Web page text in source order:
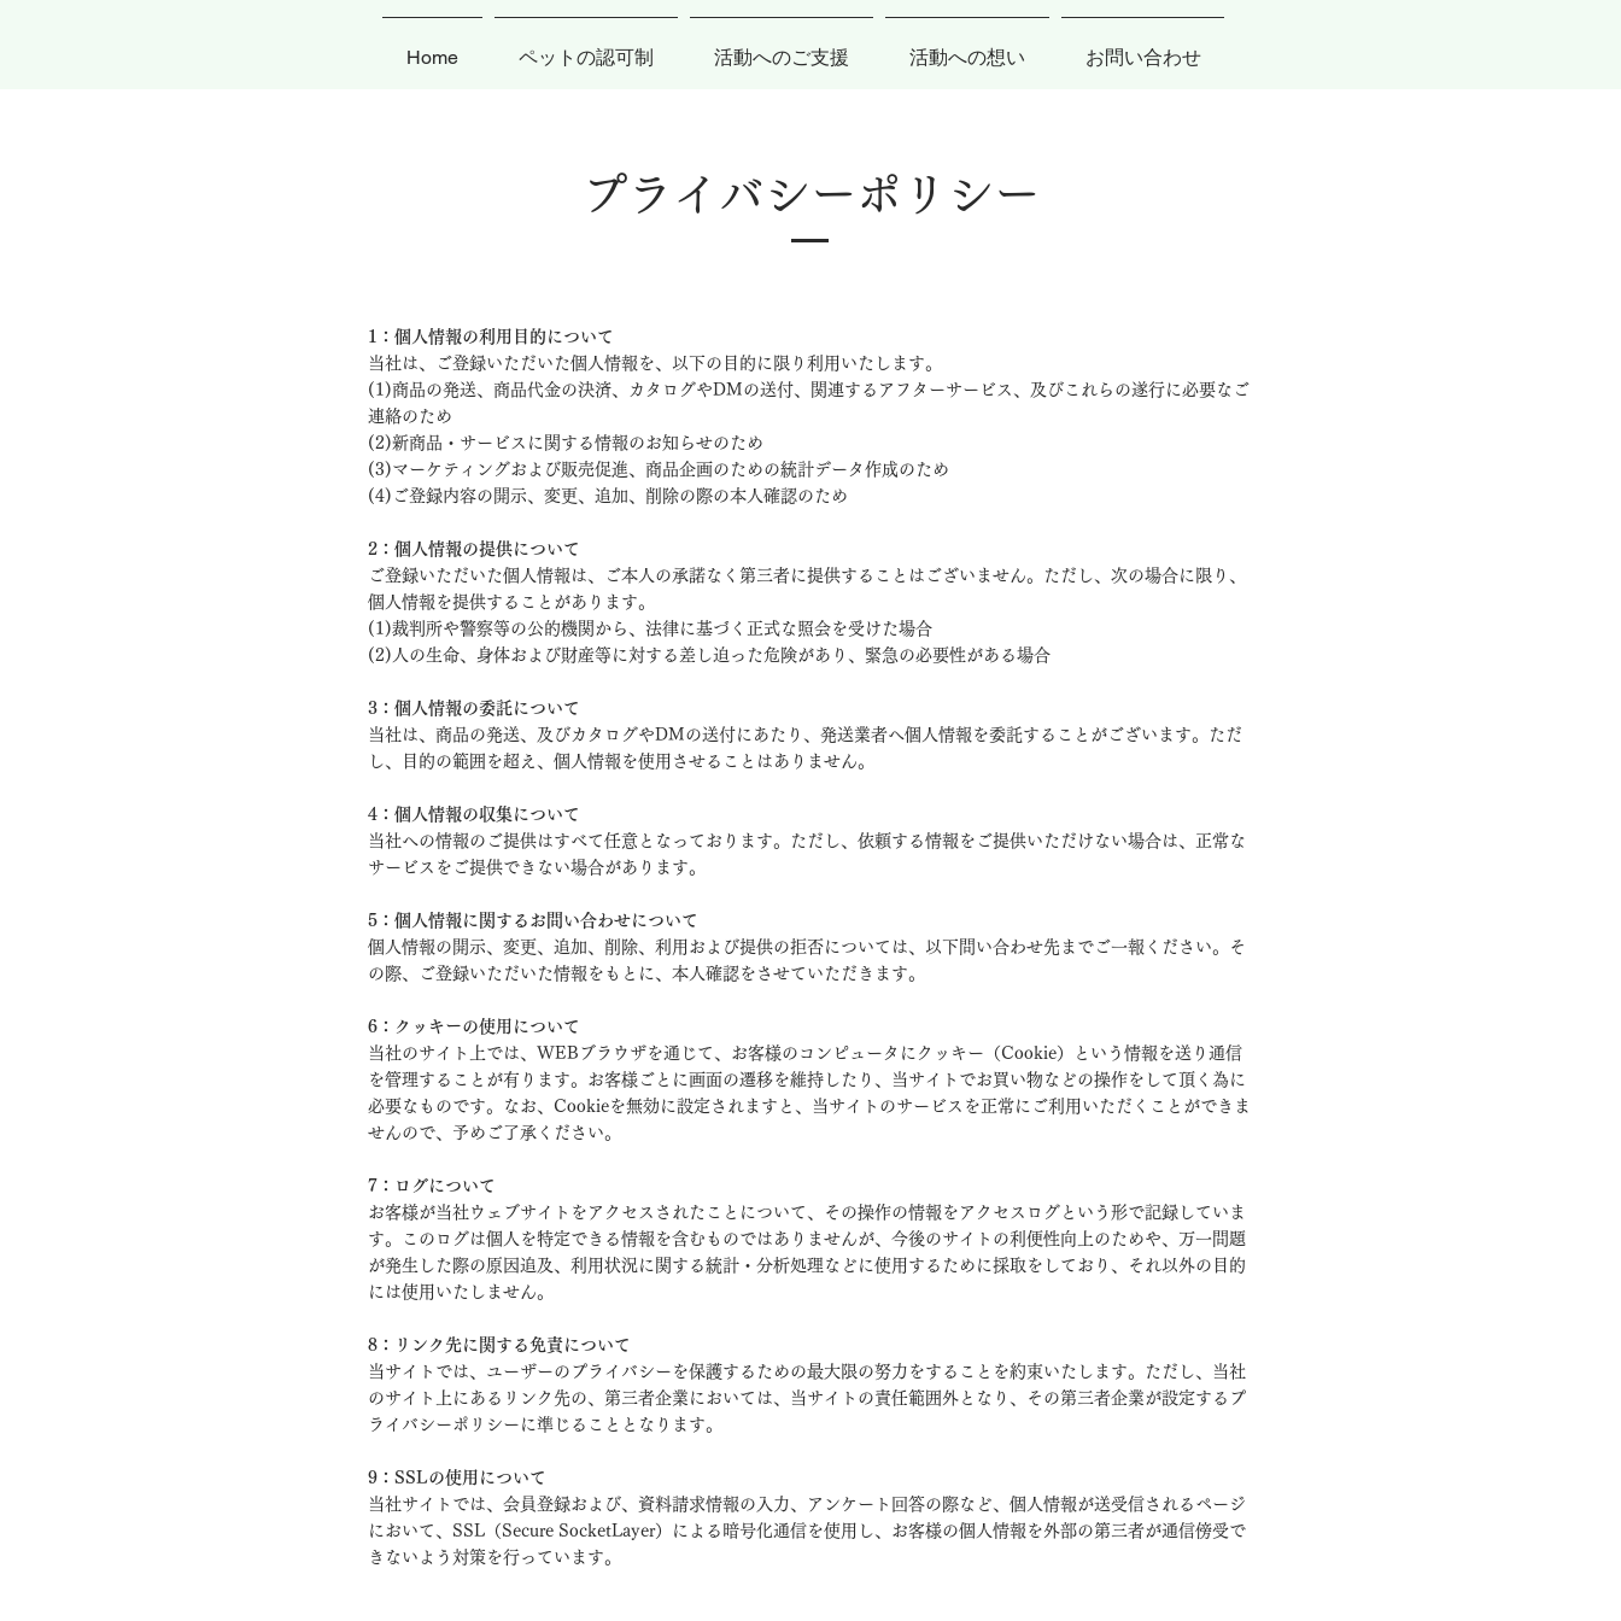
Home ペットの認可制 活動へのご支援 活動への想い お問い合わせ
プライバシーポリシー
1：個人情報の利用目的について
当社は、ご登録いただいた個人情報を、以下の目的に限り利用いたします。
(1)商品の発送、商品代金の決済、カタログやDMの送付、関連するアフターサービス、及びこれらの遂行に必要なご
連絡のため
(2)新商品・サービスに関する情報のお知らせのため
(3)マーケティングおよび販売促進、商品企画のための統計データ作成のため
(4)ご登録内容の開示、変更、追加、削除の際の本人確認のため
2：個人情報の提供について
ご登録いただいた個人情報は、ご本人の承諾なく第三者に提供することはございません。ただし、次の場合に限り、
個人情報を提供することがあります。
(1)裁判所や警察等の公的機関から、法律に基づく正式な照会を受けた場合
(2)人の生命、身体および財産等に対する差し迫った危険があり、緊急の必要性がある場合
3：個人情報の委託について
当社は、商品の発送、及びカタログやDMの送付にあたり、発送業者へ個人情報を委託することがございます。ただ
し、目的の範囲を超え、個人情報を使用させることはありません。
4：個人情報の収集について
当社への情報のご提供はすべて任意となっております。ただし、依頼する情報をご提供いただけない場合は、正常な
サービスをご提供できない場合があります。
5：個人情報に関するお問い合わせについて
個人情報の開示、変更、追加、削除、利用および提供の拒否については、以下問い合わせ先までご一報ください。そ
の際、ご登録いただいた情報をもとに、本人確認をさせていただきます。
6：クッキーの使用について
当社のサイト上では、WEBブラウザを通じて、お客様のコンピュータにクッキー（Cookie）という情報を送り通信
を管理することが有ります。お客様ごとに画面の遷移を維持したり、当サイトでお買い物などの操作をして頂く為に
必要なものです。なお、Cookieを無効に設定されますと、当サイトのサービスを正常にご利用いただくことができま
せんので、予めご了承ください。
7：ログについて
お客様が当社ウェブサイトをアクセスされたことについて、その操作の情報をアクセスログという形で記録していま
す。このログは個人を特定できる情報を含むものではありませんが、今後のサイトの利便性向上のためや、万一問題
が発生した際の原因追及、利用状況に関する統計・分析処理などに使用するために採取をしており、それ以外の目的
には使用いたしません。
8：リンク先に関する免責について
当サイトでは、ユーザーのプライバシーを保護するための最大限の努力をすることを約束いたします。ただし、当社
のサイト上にあるリンク先の、第三者企業においては、当サイトの責任範囲外となり、その第三者企業が設定するプ
ライバシーポリシーに準じることとなります。
9：SSLの使用について
当社サイトでは、会員登録および、資料請求情報の入力、アンケート回答の際など、個人情報が送受信されるページ
において、SSL（Secure SocketLayer）による暗号化通信を使用し、お客様の個人情報を外部の第三者が通信傍受で
きないよう対策を行っています。